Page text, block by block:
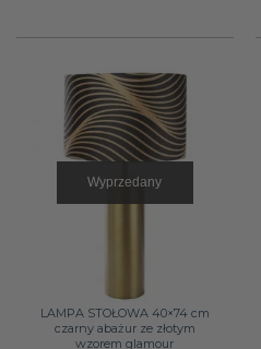
Wyprzedany
LAMPA STOŁOWA 40×74 cm
czarny abażur ze złotym
wzorem glamour